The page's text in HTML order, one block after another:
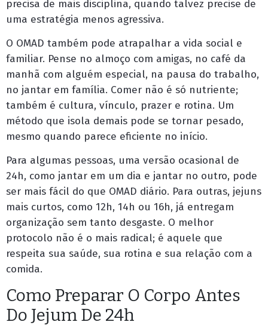
precisa de mais disciplina, quando talvez precise de
uma estratégia menos agressiva.
O OMAD também pode atrapalhar a vida social e
familiar. Pense no almoço com amigas, no café da
manhã com alguém especial, na pausa do trabalho,
no jantar em família. Comer não é só nutriente;
também é cultura, vínculo, prazer e rotina. Um
método que isola demais pode se tornar pesado,
mesmo quando parece eficiente no início.
Para algumas pessoas, uma versão ocasional de
24h, como jantar em um dia e jantar no outro, pode
ser mais fácil do que OMAD diário. Para outras, jejuns
mais curtos, como 12h, 14h ou 16h, já entregam
organização sem tanto desgaste. O melhor
protocolo não é o mais radical; é aquele que
respeita sua saúde, sua rotina e sua relação com a
comida.
Como Preparar O Corpo Antes
Do Jejum De 24h